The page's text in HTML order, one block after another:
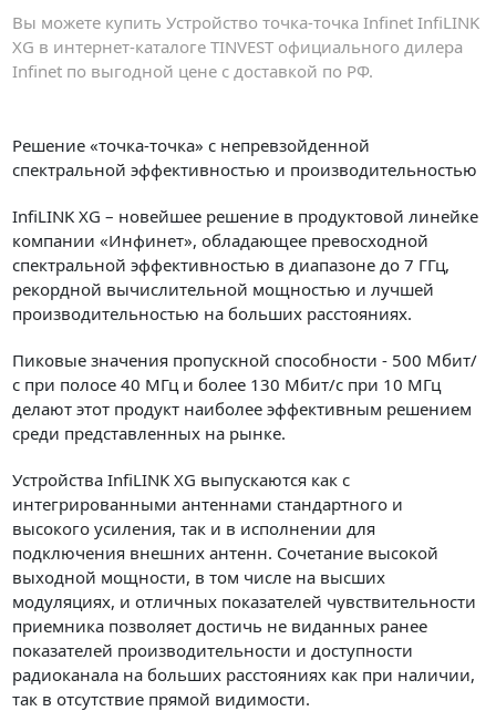
Вы можете купить Устройство точка-точка Infinet InfiLINK
XG в интернет-каталоге TINVEST официального дилера
Infinet по выгодной цене с доставкой по РФ.
Решение «точка-точка» с непревзойденной
спектральной эффективностью и производительностью
InfiLINK XG – новейшее решение в продуктовой линейке
компании «Инфинет», обладающее превосходной
спектральной эффективностью в диапазоне до 7 ГГц,
рекордной вычислительной мощностью и лучшей
производительностью на больших расстояниях.
Пиковые значения пропускной способности - 500 Мбит/
с при полосе 40 МГц и более 130 Мбит/с при 10 МГц
делают этот продукт наиболее эффективным решением
среди представленных на рынке.
Устройства InfiLINK XG выпускаются как с
интегрированными антеннами стандартного и
высокого усиления, так и в исполнении для
подключения внешних антенн. Сочетание высокой
выходной мощности, в том числе на высших
модуляциях, и отличных показателей чувствительности
приемника позволяет достичь не виданных ранее
показателей производительности и доступности
радиоканала на больших расстояниях как при наличии,
так в отсутствие прямой видимости.